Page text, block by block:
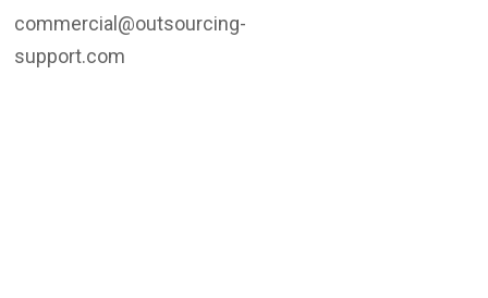
commercial@outsourcing-
support.com